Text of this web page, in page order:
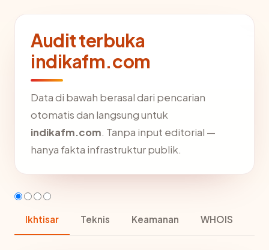
Audit terbuka
indikafm.com
Data di bawah berasal dari pencarian
otomatis dan langsung untuk
indikafm.com. Tanpa input editorial —
hanya fakta infrastruktur publik.
Ikhtisar Teknis Keamanan WHOIS